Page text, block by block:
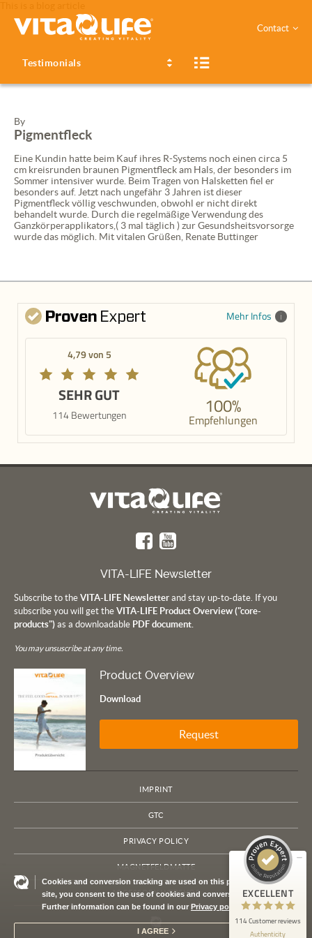
Cookies and conversion tracking are used on this page. By using this
site, you consent to the use of cookies and conversion tracking.
Further information can be found in our Privacy policy
I AGREE
Contact
Testimonials
By
Pigmentfleck
Eine Kundin hatte beim Kauf ihres R-Systems noch einen circa 5
cm kreisrunden braunen Pigmentfleck am Hals, der besonders im
Sommer intensiver wurde. Beim Tragen von Halsketten fiel er
besonders auf. Jetzt nach ungefähr 3 Jahren ist dieser
Pigmentfleck völlig veschwunden, obwohl er nicht direkt
behandelt wurde. Durch die regelmäßige Verwendung des
Ganzkörperapplikators,( 3 mal täglich ) zur Gesundsheitsvorsorge
wurde das möglich. Mit vitalen Grüßen, Renate Buttinger
Mehr Infos
4,79 von 5
SEHR GUT
114 Bewertungen 100%
Empfehlungen
VITA-LIFE Newsletter
Subscribe to the VITA-LIFE Newsletter and stay up-to-date. If you
subscribe you will get the VITA-LIFE Product Overview ("core-
products") as a downloadable PDF document.
You may unsuscribe at any time.
Product Overview
Download
Request
IMPRINT
GTC
PRIVACY POLICY
MAGNETFELDMATTE
ACCESSORY WEBSHOP EXCELLENT
114 Customer reviews
Authenticity
VITA LIFE Europe
100%
EXCELLENT
4.79 / 5.00
Reviews on ProvenExpert.com
View profile on
7/21/2026